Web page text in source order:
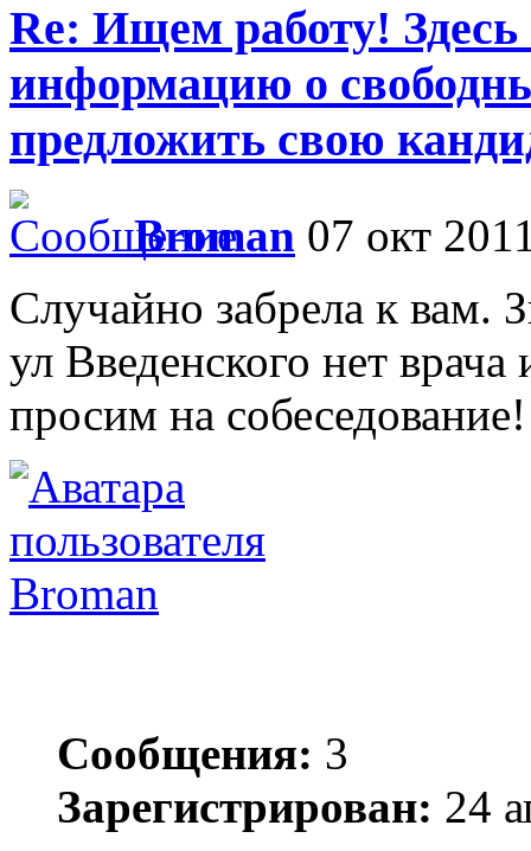
Re: Ищем работу!
информацию о
предложить свою
Broman 07 окт
Случайно забрела к вам.
ул Введенского нет
просим на собеседование!
Broman
Сообщения: 3
Зарегистрирован: 24